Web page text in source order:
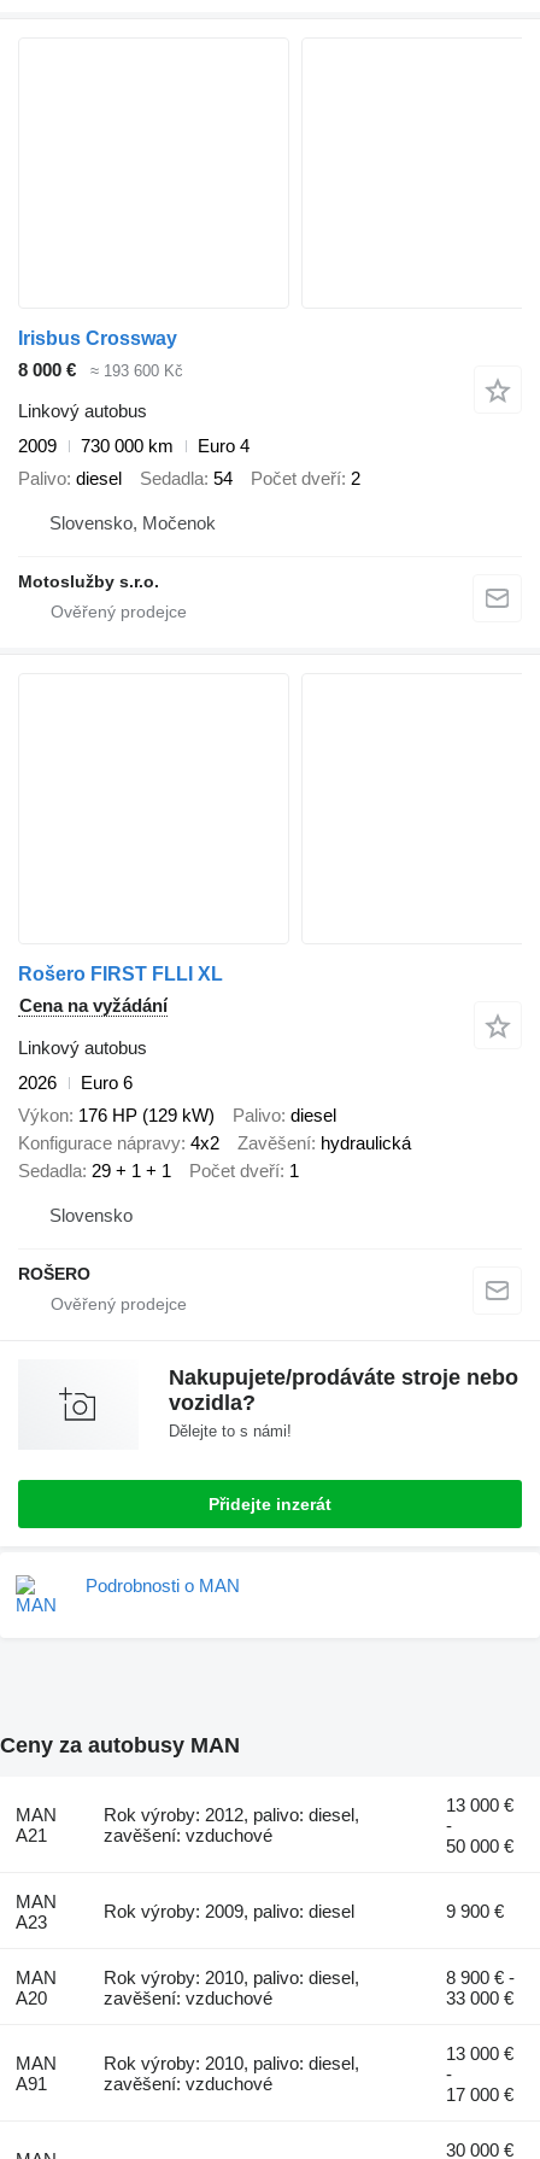
Irisbus Crossway
8 000 €
≈ 193 600 Kč
Linkový autobus
2009
730 000 km
Euro 4
Palivo diesel Sedadla 54 Počet dveří 2
Slovensko, Močenok
Motoslužby s.r.o.
Rošero FIRST FLLI XL
Cena na vyžádání
Linkový autobus
2026
Euro 6
Výkon 176 HP (129 kW) Palivo diesel
Konfigurace nápravy 4x2 Zavěšení hydraulická
Sedadla 29 + 1 + 1 Počet dveří 1
Slovensko
ROŠERO
Nakupujete/prodáváte stroje nebo
vozidla?
Dělejte to s námi!
Přidejte inzerát
Podrobnosti o MAN
Ceny za autobusy MAN
MAN
A21
Rok výroby: 2012, palivo: diesel,
zavěšení: vzduchové
13 000 €
-
50 000 €
MAN
A23
Rok výroby: 2009, palivo: diesel 9 900 €
MAN
A20
Rok výroby: 2010, palivo: diesel,
zavěšení: vzduchové
8 900 € -
33 000 €
MAN
A91
Rok výroby: 2010, palivo: diesel,
zavěšení: vzduchové
13 000 €
-
17 000 €
30 000 €